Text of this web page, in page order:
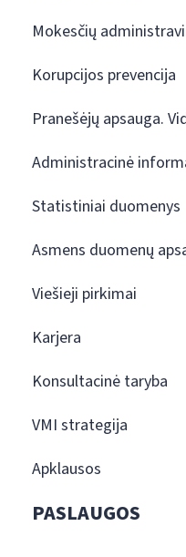
Mokesčių
Korupcijos prevencija
Pranešėjų apsauga.
Administracinė
Statistiniai duomenys
Asmens duomenų
Viešieji pirkimai
Karjera
Konsultacinė taryba
VMI strategija
Apklausos
PASLAUGOS